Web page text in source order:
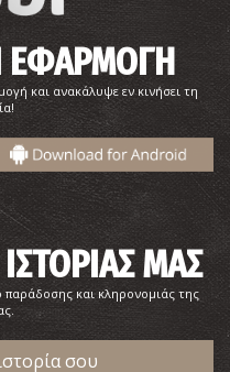
ΕΦΑΡΜΟΓΗ
και ανακάλυψε εν κινήσει τη
ΜΑΣ
και κληρονομιάς της
σου